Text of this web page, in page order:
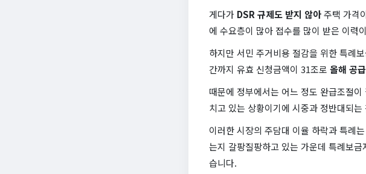
게다가 DSR 규제도 받지 않아주택 가격
에 수요층이 많아 접수를 많이 받은 이력
하지만 서민 주거비용 절감을 위한 특례
간까지 유효 신청금액이 31조로 올해 공
때문에 정부에서는 어느 정도 완급조절
치고 있는 상황이기에 시중과 정반대되
이러한 시장의 주담대 이율 하락과 특례
는지 갈팡질팡하고 있는 가운데 특례보
습니다.